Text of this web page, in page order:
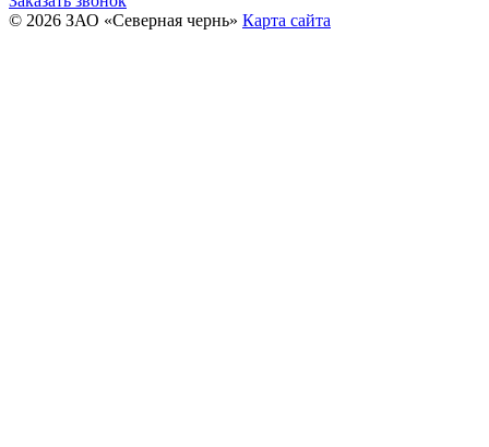
© 2026 ЗАО «Северная чернь» Карта сайта